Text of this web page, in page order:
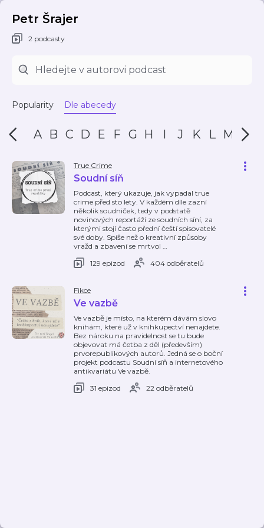
Petr Šrajer
2 podcasty
Popularity Dle abecedy
A B C D E F G H I J K L M N
True Crime
Soudní síň
Podcast, který ukazuje, jak vypadal true
crime před sto lety. V každém díle zazní
několik soudniček, tedy v podstatě
novinových reportáží ze soudních síní, za
kterými stojí často přední čeští spisovatelé
své doby. Spíše než o kreativní způsoby
vražd a zbavení se mrtvol …
129 epizod
404 odběratelů
Fikce
Ve vazbě
Ve vazbě je místo, na kterém dávám slovo
knihám, které už v knihkupectví nenajdete.
Bez nároku na pravidelnost se tu bude
objevovat má četba z děl (především)
prvorepublikových autorů. Jedná se o boční
projekt podcastu Soudní síň a internetového
antikvariátu Ve vazbě.
31 epizod
22 odběratelů